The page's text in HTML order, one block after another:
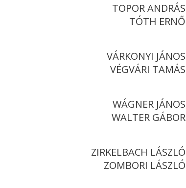
TOPOR ANDRÁS
TÓTH ERNŐ
VÁRKONYI JÁNOS
VÉGVÁRI TAMÁS
WÁGNER JÁNOS
WALTER GÁBOR
ZIRKELBACH LÁSZLÓ
ZOMBORI LÁSZLÓ